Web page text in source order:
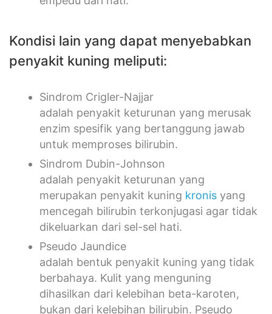
Kondisi lain yang dapat menyebabkan
Sindrom Crigler-Najjar
enzim spesifik yang bertanggung jawab
untuk memproses bilirubin.
Sindrom Dubin-Johnson
adalah penyakit keturunan yang
merupakan penyakit kuning
mencegah bilirubin terkonjugasi agar tidak
dikeluarkan dari sel-sel hati.
Pseudo Jaundice
adalah bentuk penyakit kuning yang tidak
berbahaya. Kulit yang menguning
dihasilkan dari kelebihan beta-karoten,
bukan dari kelebihan bilirubin. Pseudo
Jaundice biasanya muncul dari memakan
wortel, labu, atau melon dalam jumlah yang